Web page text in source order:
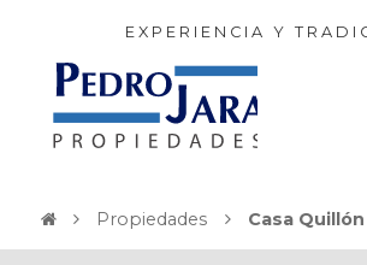
EXPERIENCIA Y
Propiedades Casa Quillón